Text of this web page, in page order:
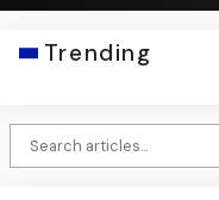
Trending